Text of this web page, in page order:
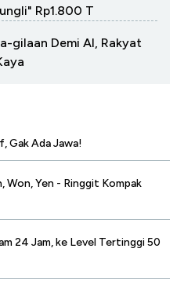
Rp1.800 T
gilaan Demi AI, Rakyat
Gak Ada Jawa!
Won, Yen - Ringgit Kompak
24 Jam, ke Level Tertinggi 50